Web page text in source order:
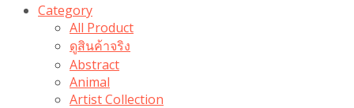
Category
All Product
ดูสินค้าจริง
Abstract
Animal
Artist Collection